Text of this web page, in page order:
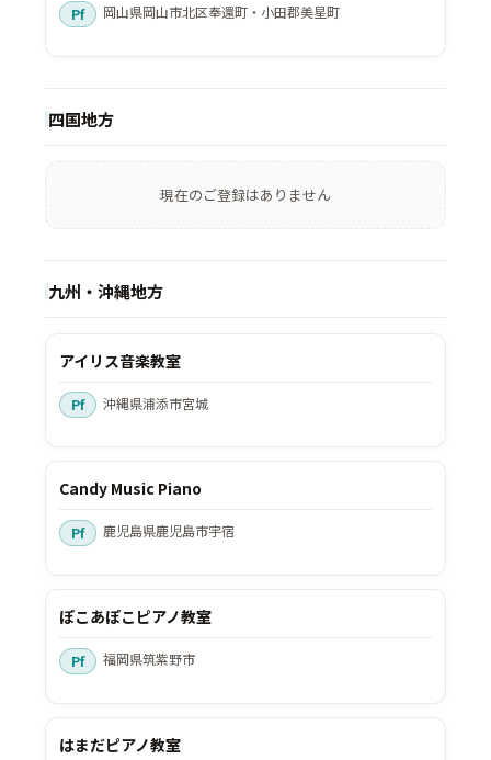
岡山県岡山市北区奉還町・小田郡美星町
四国地方
現在のご登録はありません
九州・沖縄地方
アイリス音楽教室
沖縄県浦添市宮城
Candy Music Piano
鹿児島県鹿児島市宇宿
ぽこあぽこピアノ教室
福岡県筑紫野市
はまだピアノ教室